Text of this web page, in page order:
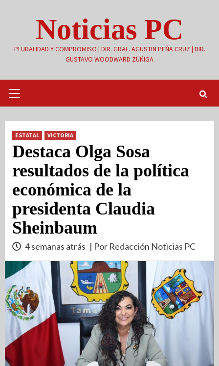
Noticias PC
PLURALIDAD Y COMPROMISO | DIR. GRAL. AGUSTIN PEÑA CRUZ | DIR.
GUSTAVO WOODWARD ZÚÑIGA
primario
ESTATAL VICTORIA
Destaca Olga Sosa
resultados de la política
económica de la
presidenta Claudia
Sheinbaum
4 semanas atrás | Por Redacción Noticias PC